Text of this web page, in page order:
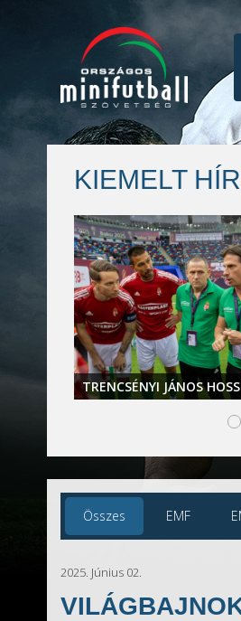
KIEMELT
TRENCSÉNYI JÁNOS
Összes EMF
2025. Június 02.